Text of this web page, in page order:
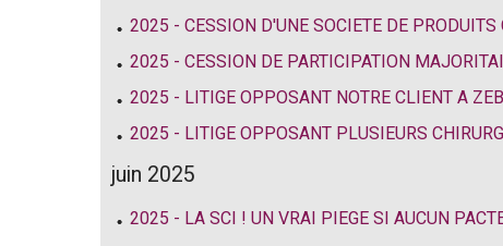
2025 - CESSION D'UNE SOCIETE DE
2025 - CESSION DE PARTICIPATION
2025 - LITIGE OPPOSANT NOTRE CLIENT A
2025 - LITIGE OPPOSANT PLUSIEURS
juin 2025
2025 - LA SCI ! UN VRAI PIEGE SI AUCUN